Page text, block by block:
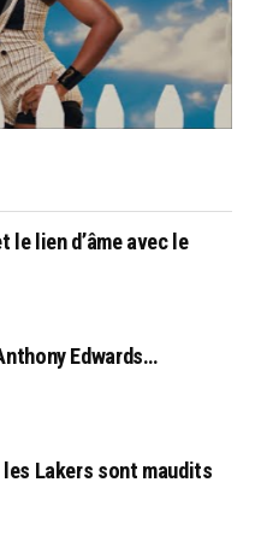
le lien d’âme avec le
Edwards…
Lakers sont maudits